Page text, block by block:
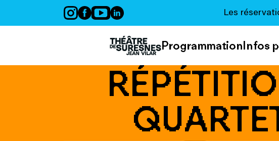
Les
ProgrammationInfos
Panneau de gestion des cookies